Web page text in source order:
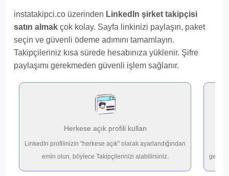
instatakipci.co üzerinden LinkedIn şirket takipçisi
satın almak çok kolay. Sayfa linkinizi paylaşın, paket
seçin ve güvenli ödeme adımını tamamlayın.
Takipçileriniz kısa sürede hesabınıza yüklenir. Şifre
paylaşımı gerekmeden güvenli işlem sağlanır.
Herkese açık profili kullan
LinkedIn profilinizin "herkese açık" olarak ayarlandığından
emin olun, böylece Takipçilerinizi alabilirsiniz.